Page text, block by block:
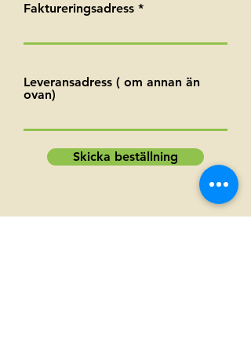
Faktureringsadress
Leveransadress ( om annan än
ovan)
Skicka beställning